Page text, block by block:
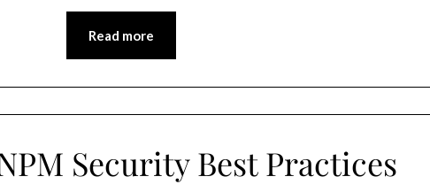
Read more
Security Best Practices